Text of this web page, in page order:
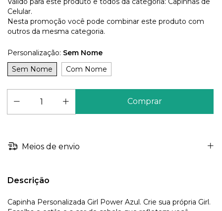
Celular.
Nesta promoção você pode combinar este produto com
outros da mesma categoria.
Personalização: Sem Nome
Sem Nome
Com Nome
Meios de envio
Descrição
Capinha Personalizada Girl Power Azul. Crie sua própria Girl.